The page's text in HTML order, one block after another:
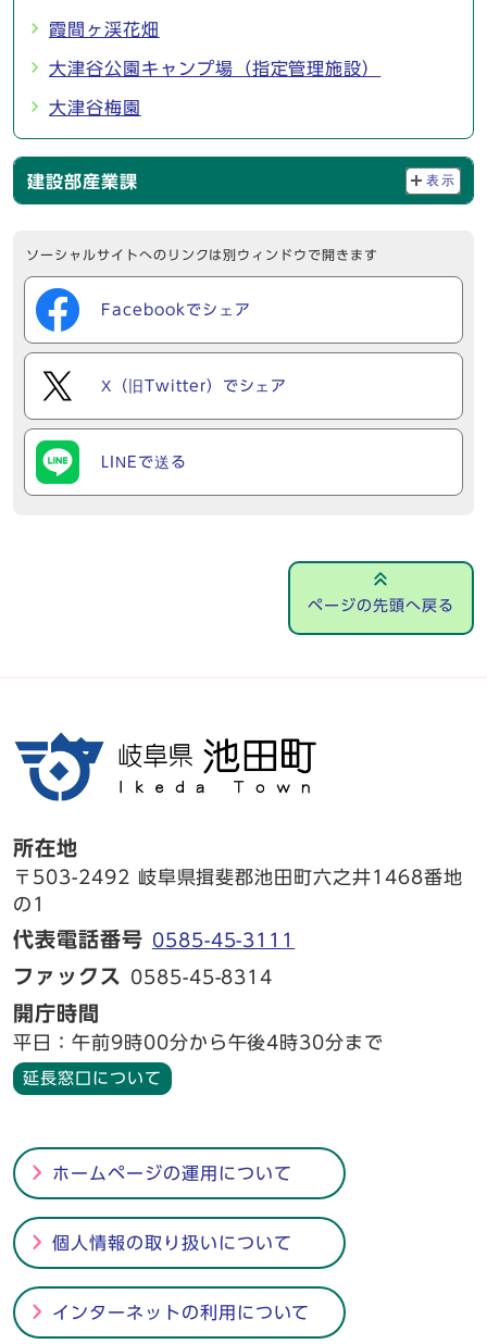
霞間ヶ渓花畑
大津谷公園キャンプ場（指定管理施設）
大津谷梅園
建設部産業課 表示
ソーシャルサイトへのリンクは別ウィンドウで開きます
Facebookでシェア
X（旧Twitter）でシェア
LINEで送る
ページの先頭へ戻る
所在地
〒503-2492 岐阜県揖斐郡池田町六之井1468番地
の1
代表電話番号 0585-45-3111
ファックス 0585-45-8314
開庁時間
平日：午前9時00分から午後4時30分まで
延長窓口について
ホームページの運用について
個人情報の取り扱いについて
インターネットの利用について